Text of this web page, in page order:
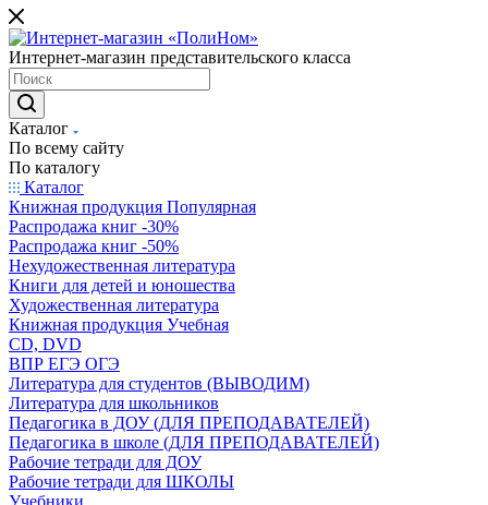
Интернет-магазин представительского класса
Каталог
По всему сайту
По каталогу
Каталог
Книжная продукция Популярная
Распродажа книг -30%
Распродажа книг -50%
Нехудожественная литература
Книги для детей и юношества
Художественная литература
Книжная продукция Учебная
CD, DVD
ВПР ЕГЭ ОГЭ
Литература для студентов (ВЫВОДИМ)
Литература для школьников
Педагогика в ДОУ (ДЛЯ ПРЕПОДАВАТЕЛЕЙ)
Педагогика в школе (ДЛЯ ПРЕПОДАВАТЕЛЕЙ)
Рабочие тетради для ДОУ
Рабочие тетради для ШКОЛЫ
Учебники